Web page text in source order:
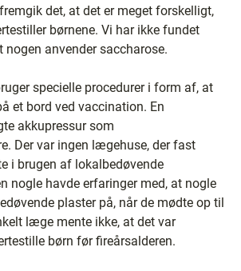
det, at det er meget forskelligt,
børnene. Vi har ikke fundet
nogen anvender saccharose.
specielle procedurer i form af, at
et bord ved vaccination. En
akkupressur som
Der var ingen lægehuse, der fast
i brugen af lokalbedøvende
nogle havde erfaringer med, at nogle
plaster på, når de mødte op til
læge mente ikke, at det var
børn før fireårsalderen.